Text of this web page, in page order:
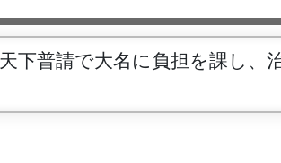
下普請で大名に負担を課し、